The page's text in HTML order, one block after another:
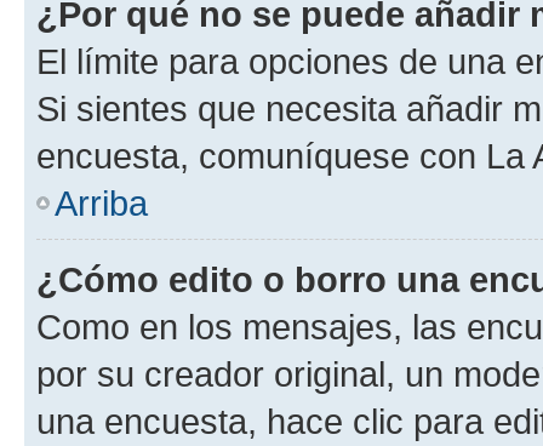
¿Por qué no se puede añadir
El límite para opciones de una
Si sientes que necesita añadir
encuesta, comuníquese con La
Arriba
¿Cómo edito o borro una
Como en los mensajes, las
por su creador original, un
una encuesta, hace clic para